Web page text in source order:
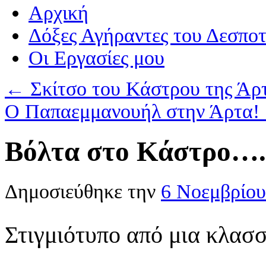
Αρχική
Δόξες Αγήραντες του
Οι Eργασίες μου
← Σκίτσο του Κάστρου της
Ο Παπαεμμανουήλ στην Άρτα!
Βόλτα στο Κάστρο….
Δημοσιεύθηκε την 6
Στιγμιότυπο από μια